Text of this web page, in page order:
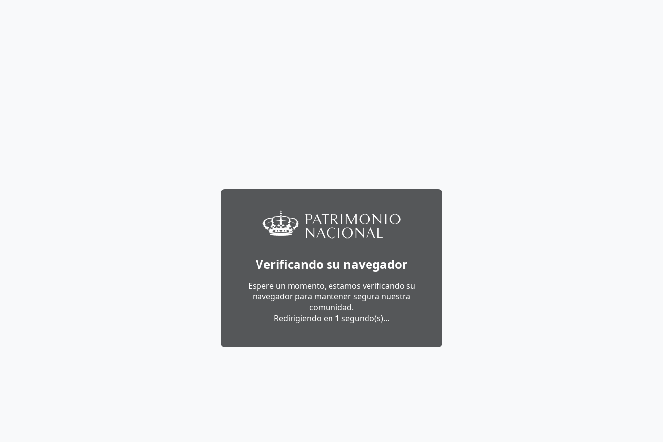
Verificando su navegador
Espere un momento, estamos verificando su
navegador para mantener segura nuestra
comunidad.
Redirigiendo en 1 segundo(s)...